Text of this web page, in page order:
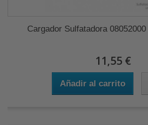
Cargador Sulfatadora
11,55 €
Añadir al carrito